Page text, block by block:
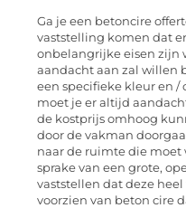
Ga je een betoncire
vaststelling komen dat
onbelangrijke eisen zijn
aandacht aan zal willen
een specifieke kleur en /
moet je er altijd
de kostprijs omhoog
door de vakman
naar de ruimte die moet
sprake van een grote,
vaststellen dat deze
voorzien van beton cire